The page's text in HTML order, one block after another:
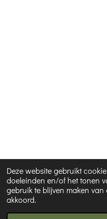
Deze website gebruikt
doeleinden en/of het tonen
gebruik te blijven maken
akkoord.
© 2022 - 2026
Powered byJouwWeb